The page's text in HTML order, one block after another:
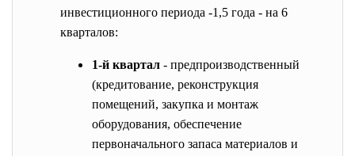
инвестиционного периода -1,5 года - на 6
кварталов:
1-й квартал - предпроизводственный
(кредитование, реконструкция
помещений, закупка и монтаж
оборудования, обеспечение
первоначального запаса материалов и